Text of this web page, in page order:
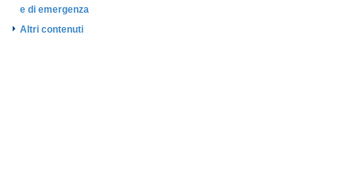
e di emergenza
Altri contenuti